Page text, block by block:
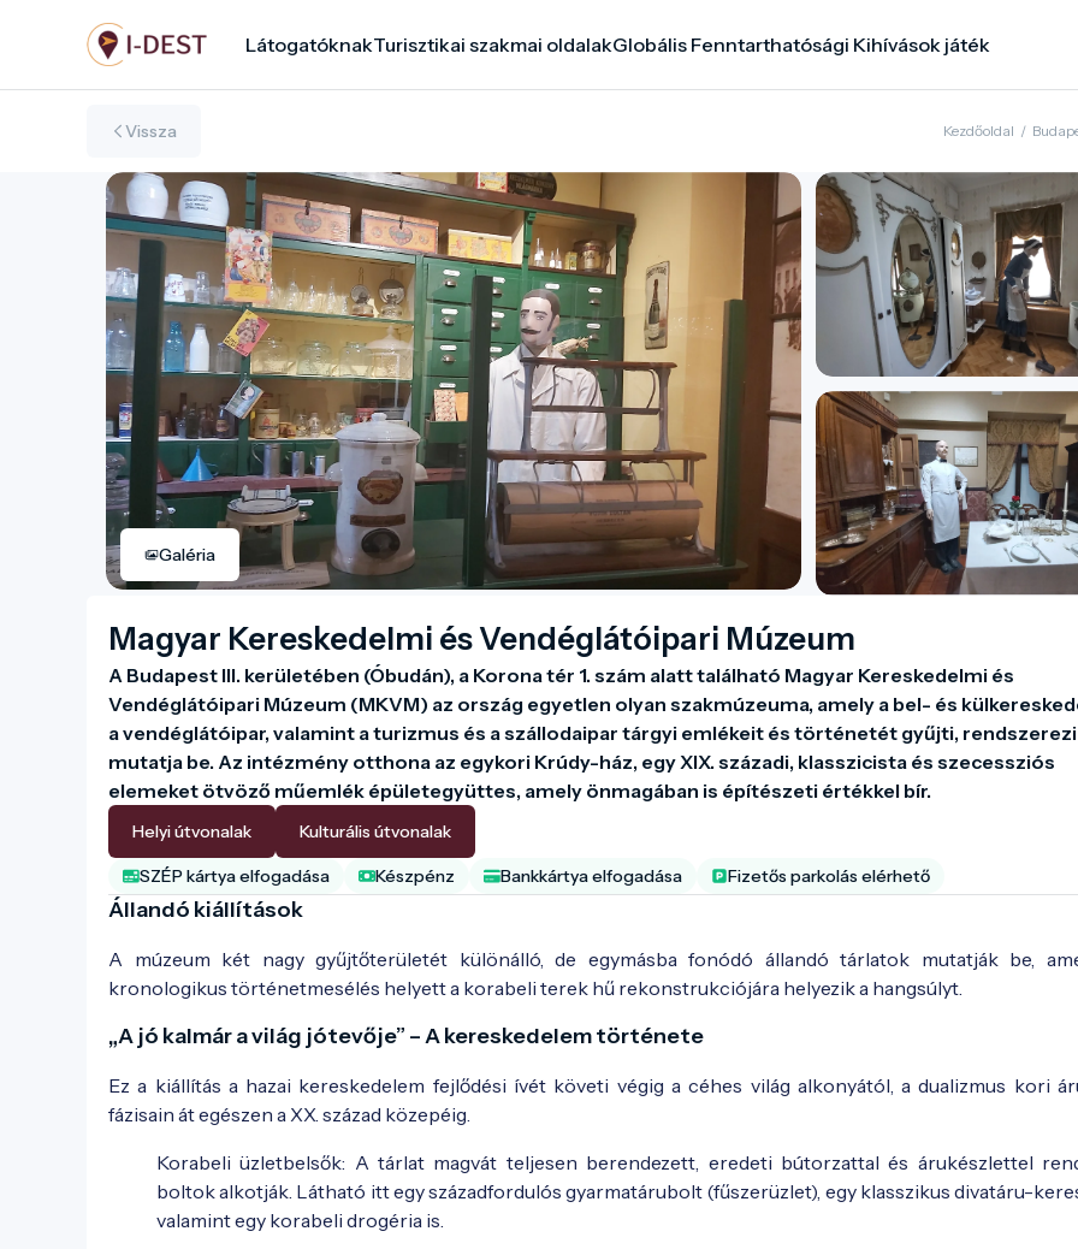
tartalomra
LátogatóknakTurisztikai szakmai oldalakGlobális Fenntarthatósági Kihívások játék
Vissza Kezdőoldal /
Galéria
Magyar Kereskedelmi és Vendéglátóipari Múzeum
A Budapest III. kerületében (Óbudán), a Korona tér 1. szám alatt található Magyar Kereskedelmi és
Vendéglátóipari Múzeum (MKVM) az ország egyetlen olyan szakmúzeuma, amely a bel- és
a vendéglátóipar, valamint a turizmus és a szállodaipar tárgyi emlékeit és történetét gyűjti,
mutatja be. Az intézmény otthona az egykori Krúdy-ház, egy XIX. századi, klasszicista és szecessziós
elemeket ötvöző műemlék épületegyüttes, amely önmagában is építészeti értékkel bír.
Helyi útvonalak Kulturális útvonalak
SZÉP kártya elfogadása Készpénz Bankkártya elfogadása Fizetős parkolás elérhető
Állandó kiállítások
A múzeum két nagy gyűjtőterületét különálló, de egymásba fonódó állandó tárlatok mutatják be,
kronologikus történetmesélés helyett a korabeli terek hű rekonstrukciójára helyezik a hangsúlyt.
„A jó kalmár a világ jótevője” – A kereskedelem története
Ez a kiállítás a hazai kereskedelem fejlődési ívét követi végig a céhes világ alkonyától, a dualizmus kori
fázisain át egészen a XX. század közepéig.
Korabeli üzletbelsők: A tárlat magvát teljesen berendezett, eredeti bútorzattal és árukészlettel
boltok alkotják. Látható itt egy századfordulós gyarmatárubolt (fűszerüzlet), egy klasszikus divatáru-
valamint egy korabeli drogéria is.